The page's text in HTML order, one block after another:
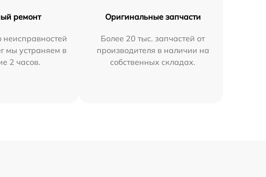
ремонт
неисправностей
мы устраняем в
2 часов.
Оригинальные запчасти
Более 20 тыс. запчастей от
производителя в наличии на
собственных складах.